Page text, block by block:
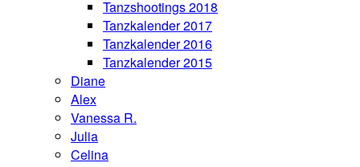
Tanzshootings 2018
Tanzkalender 2017
Tanzkalender 2016
Tanzkalender 2015
Diane
Alex
Vanessa R.
Julia
Celina